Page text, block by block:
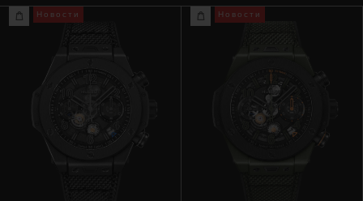
Новости Новости